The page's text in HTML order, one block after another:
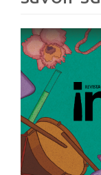
Article
Sidebar